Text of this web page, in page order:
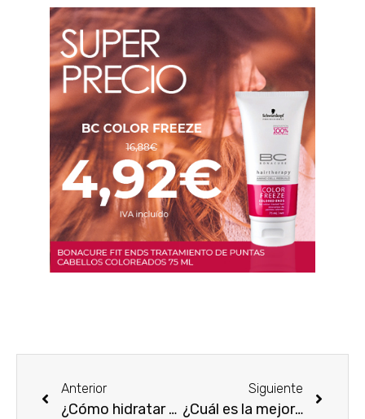
Anterior
¿Cómo hidratar el pelo seco de forma correcta?
Siguiente
¿Cuál es la mejor rutina de limpieza facial para piel mixta?